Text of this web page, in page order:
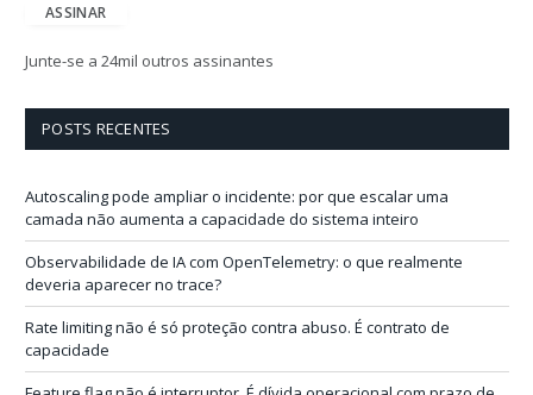
e
ç
i
ASSINAR
Junte-se a 24mil outros assinantes
POSTS RECENTES
Autoscaling pode ampliar o incidente: por que escalar uma
camada não aumenta a capacidade do sistema inteiro
Observabilidade de IA com OpenTelemetry: o que realmente
deveria aparecer no trace?
Rate limiting não é só proteção contra abuso. É contrato de
capacidade